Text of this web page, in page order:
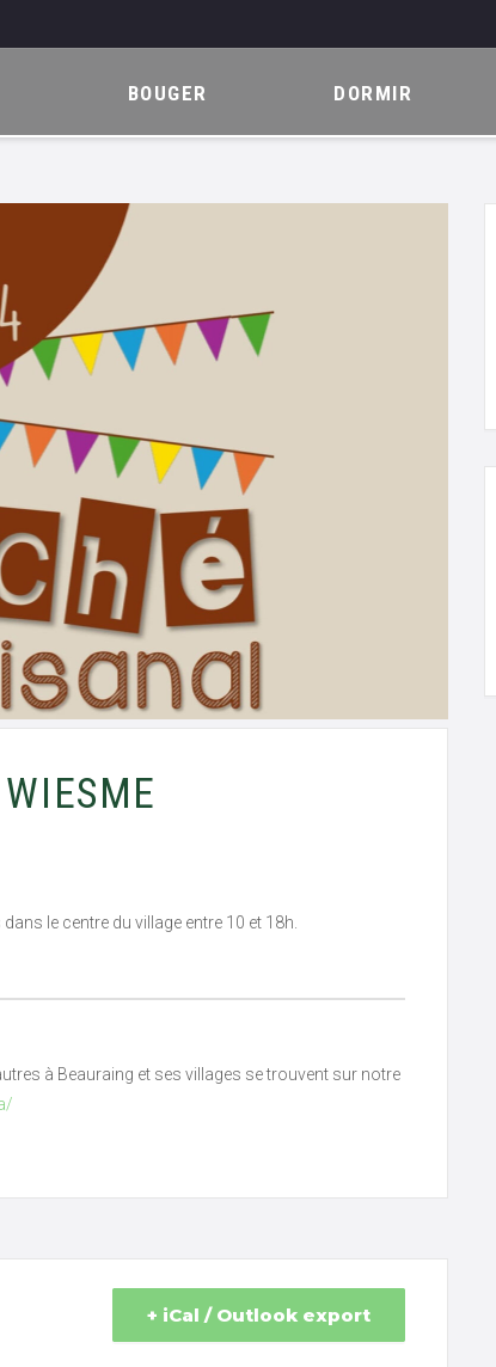
BOUGER DORMIR
le centre du village entre 10 et 18h.
à Beauraing et ses villages se trouvent sur notre
+ iCal / Outlook export